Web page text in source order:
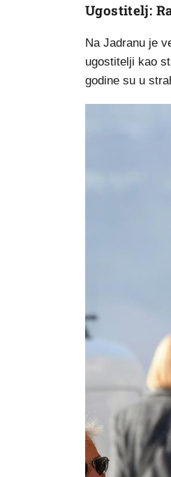
Ugostitelj:
Na Jadranu je
ugostitelji kao
godine su u